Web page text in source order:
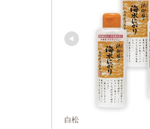
白松